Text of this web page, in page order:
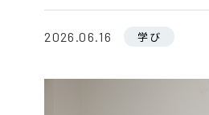
学び
2026.06.16